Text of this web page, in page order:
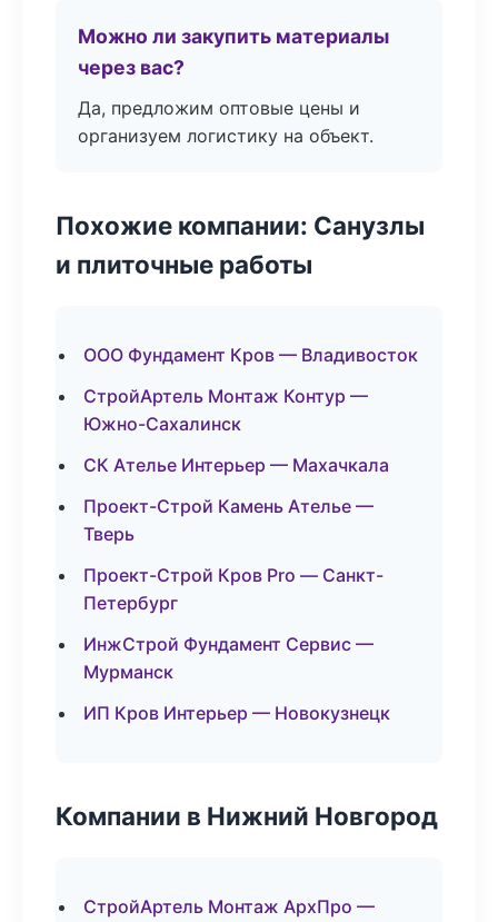
Можно ли закупить материалы
через вас?
Да, предложим оптовые цены и
организуем логистику на объект.
Похожие компании: Санузлы
и плиточные работы
ООО Фундамент Кров — Владивосток
СтройАртель Монтаж Контур —
Южно-Сахалинск
СК Ателье Интерьер — Махачкала
Проект-Строй Камень Ателье —
Тверь
Проект-Строй Кров Pro — Санкт-
Петербург
ИнжСтрой Фундамент Сервис —
Мурманск
ИП Кров Интерьер — Новокузнецк
Компании в Нижний Новгород
СтройАртель Монтаж АрхПро —